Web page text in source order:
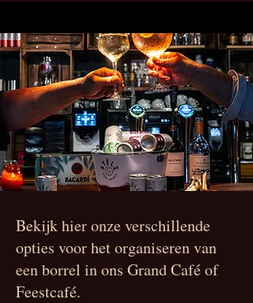
Bekijk hier onze verschillende
opties voor het organiseren van
een borrel in ons Grand Café of
Feestcafé.